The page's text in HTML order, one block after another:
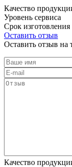
Качество
Уровень сервиса
Срок изготовления
Оставить отзыв
Оставить отзыв на
Качество